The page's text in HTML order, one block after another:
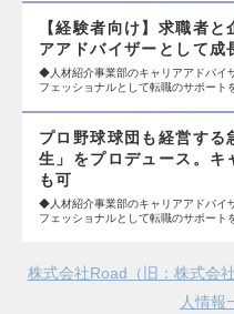
【経験者向け】求職者
アアドバイザーとして成
◆人材紹介事業部のキャリアアドバイ
フェッショナルとして転職のサポート
プロ野球球団も経営する
生」をプロデュース。キ
も可
◆人材紹介事業部のキャリアアドバイ
フェッショナルとして転職のサポート
株式会社Road（旧：株式会
人情報